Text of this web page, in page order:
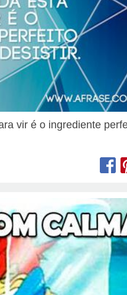
vir é o ingrediente